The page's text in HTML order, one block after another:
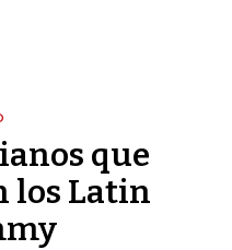
que
los Latin